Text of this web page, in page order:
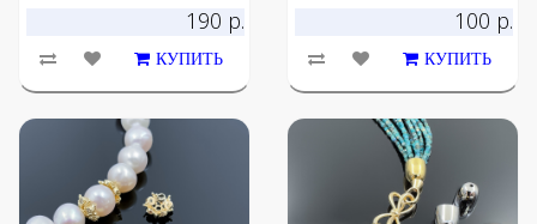
190 р.
КУПИТЬ
100 р.
КУПИТЬ